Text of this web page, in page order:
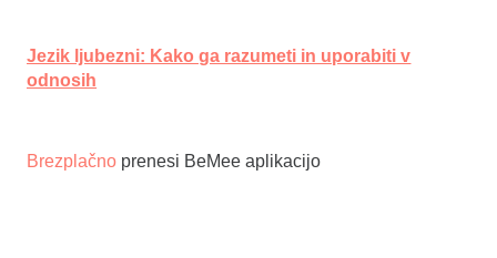
Jezik ljubezni: Kako ga razumeti in uporabiti v
odnosih
Brezplačno prenesi BeMee aplikacijo